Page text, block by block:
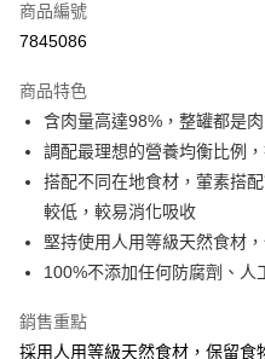
LINE Pay
運送方式
宅配
每筆NT$100，滿NT$888(含以
商品編號
7845086
商品特色
含肉量高達98%，整罐都是肉
調配最理想的營養均衡比例
搭配不同在地食材，葷素搭
較低，較易消化吸收
堅持使用人用等級天然食材
100%不添加任何防腐劑、人
銷售重點
採用人用等級天然食材，保留